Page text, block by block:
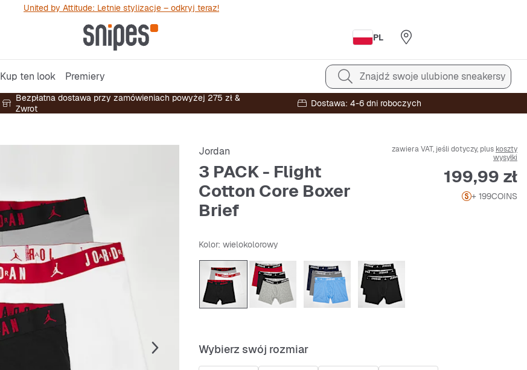
United by Attitude: Letnie stylizacje – odkryj teraz!
PL
Kup ten look Premiery Znajdź swoje ulubione sneakersy
Bezpłatna dostawa przy zamówieniach powyżej 275 zł &
Zwrot
Dostawa: 4-6 dni roboczych
Jordan
3 PACK - Flight
Cotton Core Boxer
Brief
zawiera VAT, jeśli dotyczy, plus koszty
wysyłki
Cena
199,99 zł
+ 199COINS
Kolor: wielokolorowy
Wybierz swój rozmiar